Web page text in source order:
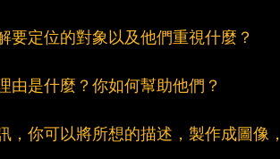
要定位的對象以及他們重視什麼？
由是什麼？你如何幫助他們？
，你可以將所想的描述，製作成圖像，